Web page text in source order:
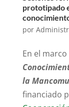
prototipado
por
En el
la
financiado